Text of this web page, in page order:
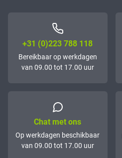
+31 (0)223 788 118
Bereikbaar op werkdagen
van 09.00 tot 17.00 uur
Chat met ons
Op werkdagen beschikbaar
van 09.00 tot 17.00 uur